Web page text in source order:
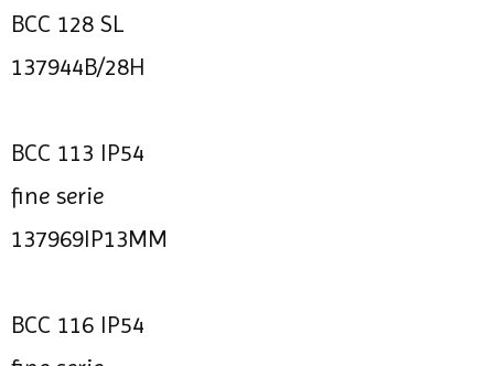
BCC 128 SL
137944B/28H
BCC 113 IP54
fine serie
137969IP13MM
BCC 116 IP54